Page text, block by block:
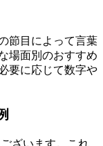
節目によって言葉
場面別のおすすめ
要に応じて数字や
ざいます。これ